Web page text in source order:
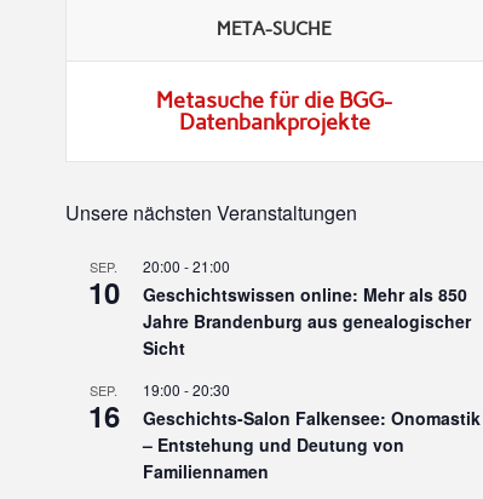
META-SUCHE
Metasuche für die BGG-
Datenbankprojekte
Unsere nächsten Veranstaltungen
SEP.
10
20:00 -21:00
Geschichtswissen online: Mehr als 850
Jahre Brandenburg aus genealogischer
Sicht
SEP.
16
19:00 -20:30
Geschichts-Salon Falkensee: Onomastik
– Entstehung und Deutung von
Familiennamen